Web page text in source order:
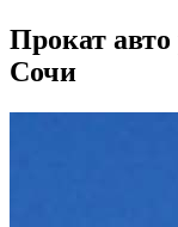
Прокат
Сочи